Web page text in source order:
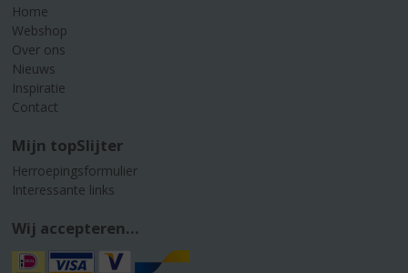
Home
Webshop
Over ons
Nieuws
Inspiratie
Contact
Mijn topSlijter
Herroepingsformulier
Interessante links
Wij accepteren...